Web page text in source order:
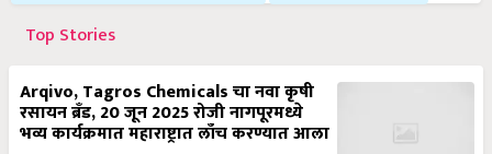
Top Stories
Arqivo, Tagros Chemicals चा नवा कृषी
रसायन ब्रँड, 20 जून 2025 रोजी नागपूरमध्ये
भव्य कार्यक्रमात महाराष्ट्रात लाँच करण्यात आला